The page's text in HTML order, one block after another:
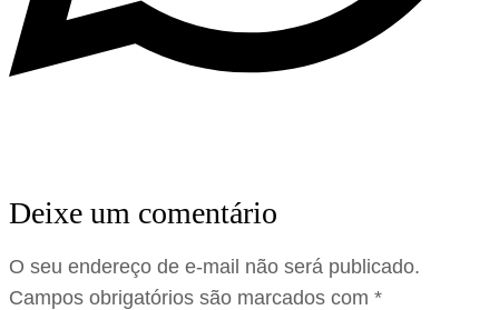
Deixe um comentário
O seu endereço de e-mail não será publicado.
Campos obrigatórios são marcados com *